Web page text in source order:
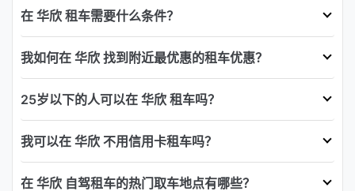
在 华欣 租车需要什么条件？
我如何在 华欣 找到附近最优惠的租车优惠？
25岁以下的人可以在 华欣 租车吗？
我可以在 华欣 不用信用卡租车吗？
在 华欣 自驾租车的热门取车地点有哪些？